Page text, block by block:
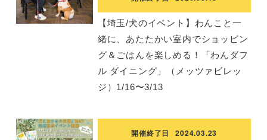
【埼玉/犬のイベント】わんこと一
緒に、あたたかい室内でショッピン
グ＆ごはんを楽しめる！「わんダフ
ル ダイニング」（メッツァビレッ
ジ）1/16〜3/13
開催終了日 2024.03.23